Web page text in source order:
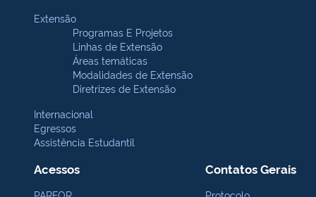
Extensão
Programas E Projetos
Linhas de Extensão
Áreas temáticas
Modalidades de Extensão
Diretrizes de Extensão
Internacional
Egressos
Assistência Estudantil
Acessos Contatos Gerais